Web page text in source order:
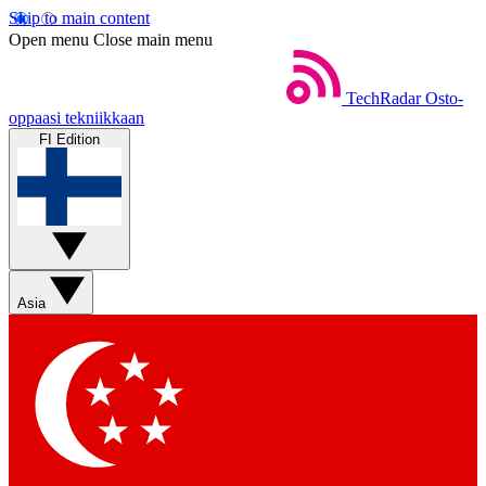
Skip to main content
Open menu Close main menu
TechRadar Osto-
oppaasi tekniikkaan
FI Edition
Asia